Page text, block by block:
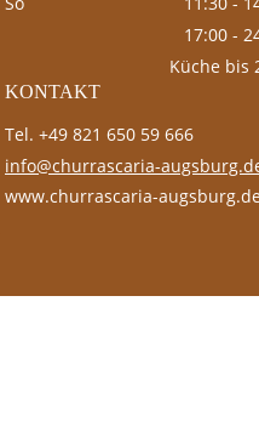
KONTAKT
Tel. +49 821 650 59 666
info@churrascaria-
www.churrascaria-
17:00 -
Küche